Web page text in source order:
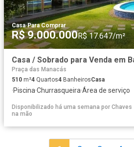
Casa·Para Comprar
R$ 9.000.000R$ 17.647/m²
Praça das Manacás
510 m²4 Quartos4 BanheirosCasa
·Piscina·Churrasqueira·Área de serviço
Disponibilizado há uma semana por Chaves
na mão